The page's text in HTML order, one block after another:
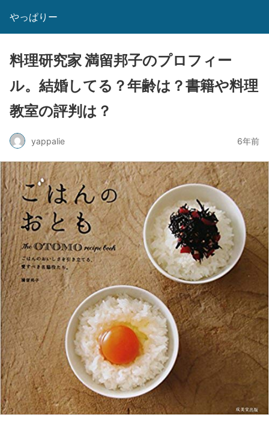
やっぱりー
料理研究家 満留邦子のプロフィー
ル。結婚してる？年齢は？書籍や料理
教室の評判は？
yappalie 6年前